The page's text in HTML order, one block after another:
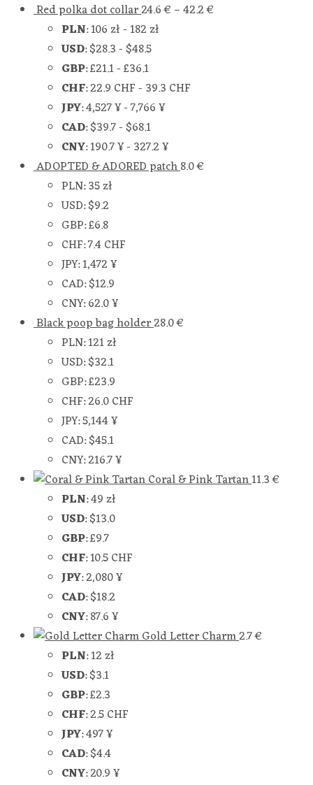
Red polka dot collar24.6€–42.2€
PLN:106 zł-182 zł
USD:$28.3- $48.5
GBP:£21.1-£36.1
CHF:22.9 CHF- 39.3 CHF
JPY:4,527 ¥-7,766 ¥
CAD:$39.7- $68.1
CNY:190.7 ¥- 327.2 ¥
ADOPTED & ADORED patch8.0€
PLN:35 zł
USD:$9.2
GBP:£6.8
CHF:7.4 CHF
JPY:1,472 ¥
CAD:$12.9
CNY:62.0 ¥
Black poop bag holder28.0€
PLN:121 zł
USD:$32.1
GBP:£23.9
CHF:26.0 CHF
JPY:5,144 ¥
CAD:$45.1
CNY:216.7 ¥
Coral & Pink Tartan11.3€
PLN:49 zł
USD:$13.0
GBP:£9.7
CHF:10.5 CHF
JPY:2,080 ¥
CAD:$18.2
CNY:87.6 ¥
Gold Letter Charm2.7€
PLN:12 zł
USD:$3.1
GBP:£2.3
CHF:2.5 CHF
JPY:497 ¥
CAD:$4.4
CNY:20.9 ¥